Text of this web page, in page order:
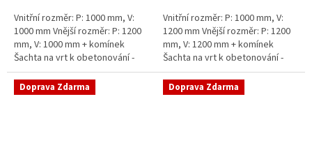
Vnitřní rozměr: P: 1000 mm, V:
1000 mm Vnější rozměr: P: 1200
mm, V: 1000 mm + komínek
Šachta na vrt k obetonování -
vhodná pod parkovací stání,
komunikace nebo do míst...
Vnitřní rozměr: P: 1000 mm, V:
1200 mm Vnější rozměr: P: 1200
mm, V: 1200 mm + komínek
Šachta na vrt k obetonování -
vhodná pod parkovací stání,
komunikace nebo do míst...
Doprava Zdarma Doprava Zdarma